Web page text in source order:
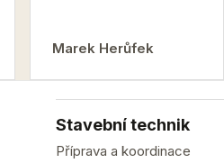
Marek Herůfek
Stavební technik
Příprava a koordinace